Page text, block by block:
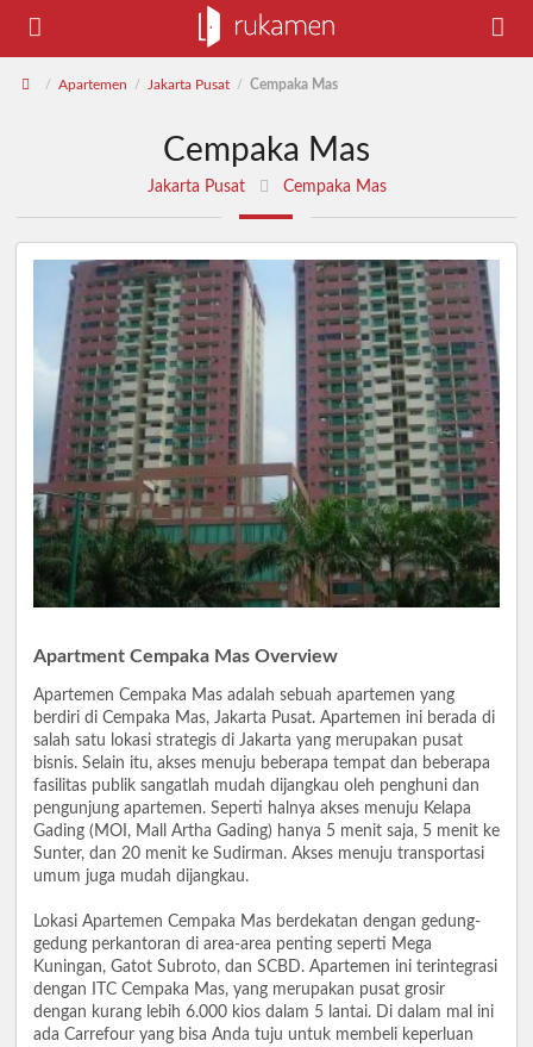
/ Apartemen / Jakarta Pusat / Cempaka Mas
Cempaka Mas
Jakarta Pusat Cempaka Mas
Apartment Cempaka Mas Overview
Apartemen Cempaka Mas adalah sebuah apartemen yang
berdiri di Cempaka Mas, Jakarta Pusat. Apartemen ini berada di
salah satu lokasi strategis di Jakarta yang merupakan pusat
bisnis. Selain itu, akses menuju beberapa tempat dan beberapa
fasilitas publik sangatlah mudah dijangkau oleh penghuni dan
pengunjung apartemen. Seperti halnya akses menuju Kelapa
Gading (MOI, Mall Artha Gading) hanya 5 menit saja, 5 menit ke
Sunter, dan 20 menit ke Sudirman. Akses menuju transportasi
umum juga mudah dijangkau.
Lokasi Apartemen Cempaka Mas berdekatan dengan gedung-
gedung perkantoran di area-area penting seperti Mega
Kuningan, Gatot Subroto, dan SCBD. Apartemen ini terintegrasi
dengan ITC Cempaka Mas, yang merupakan pusat grosir
dengan kurang lebih 6.000 kios dalam 5 lantai. Di dalam mal ini
ada Carrefour yang bisa Anda tuju untuk membeli keperluan